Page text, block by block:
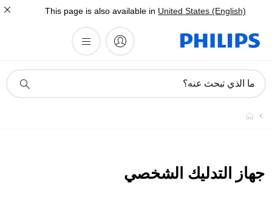
This page is also available in United States (English)
دعم
ما الذي تبحث عنه؟
جهاز التدليك الشخصي